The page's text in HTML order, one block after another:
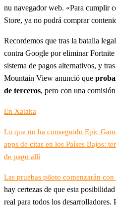
nu navegador web. «Para cumplir
Store, ya no podrá comprar
Recordemos que tras la batalla
contra Google por eliminar
sistema de pagos alternativos, y
Mountain View anunció que
de terceros, pero con una
En Xataka
Lo que no ha conseguido Epic
apps de citas en los Países Bajos:
de pago allí
Las pruebas piloto comenzarán
hay certezas de que esta
real para todos los